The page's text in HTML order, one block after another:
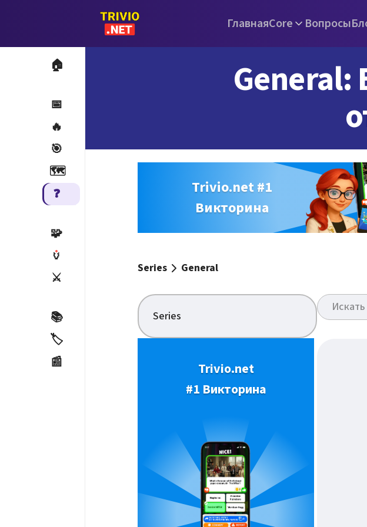
ГлавнаяCore Вопросы
🏠
📅
🔥
🎯
🗺️
❓
🧩
🏺
⚔️
📚
🏷️
📰
General:
Trivio.net #1
Викторина
Series General
Series
Trivio.net
#1 Викторина